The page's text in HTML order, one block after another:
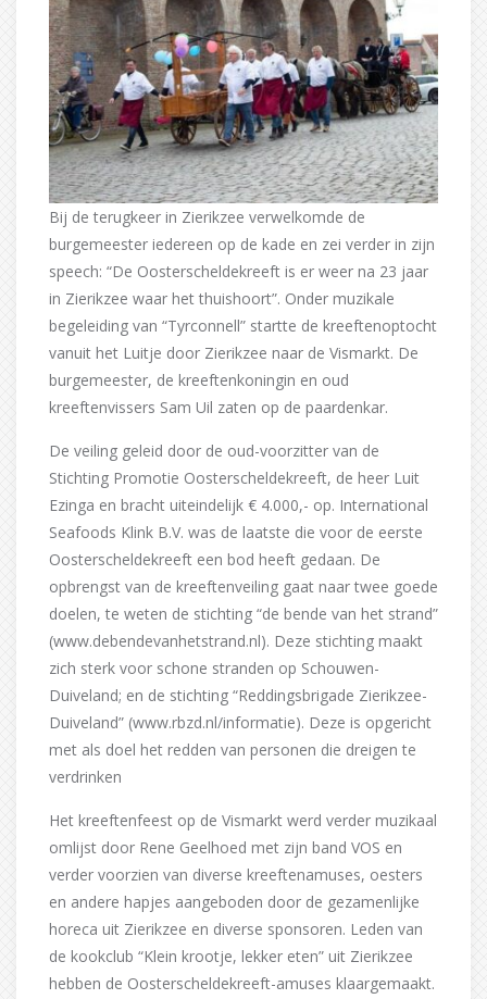
Bij de terugkeer in Zierikzee verwelkomde de
burgemeester iedereen op de kade en zei verder in zijn
speech: “De Oosterscheldekreeft is er weer na 23 jaar
in Zierikzee waar het thuishoort”. Onder muzikale
begeleiding van “Tyrconnell” startte de kreeftenoptocht
vanuit het Luitje door Zierikzee naar de Vismarkt. De
burgemeester, de kreeftenkoningin en oud
kreeftenvissers Sam Uil zaten op de paardenkar.
De veiling geleid door de oud-voorzitter van de
Stichting Promotie Oosterscheldekreeft, de heer Luit
Ezinga en bracht uiteindelijk € 4.000,- op. International
Seafoods Klink B.V. was de laatste die voor de eerste
Oosterscheldekreeft een bod heeft gedaan. De
opbrengst van de kreeftenveiling gaat naar twee goede
doelen, te weten de stichting “de bende van het strand”
(www.debendevanhetstrand.nl). Deze stichting maakt
zich sterk voor schone stranden op Schouwen-
Duiveland; en de stichting “Reddingsbrigade Zierikzee-
Duiveland” (www.rbzd.nl/informatie). Deze is opgericht
met als doel het redden van personen die dreigen te
verdrinken
Het kreeftenfeest op de Vismarkt werd verder muzikaal
omlijst door Rene Geelhoed met zijn band VOS en
verder voorzien van diverse kreeftenamuses, oesters
en andere hapjes aangeboden door de gezamenlijke
horeca uit Zierikzee en diverse sponsoren. Leden van
de kookclub “Klein krootje, lekker eten” uit Zierikzee
hebben de Oosterscheldekreeft-amuses klaargemaakt.